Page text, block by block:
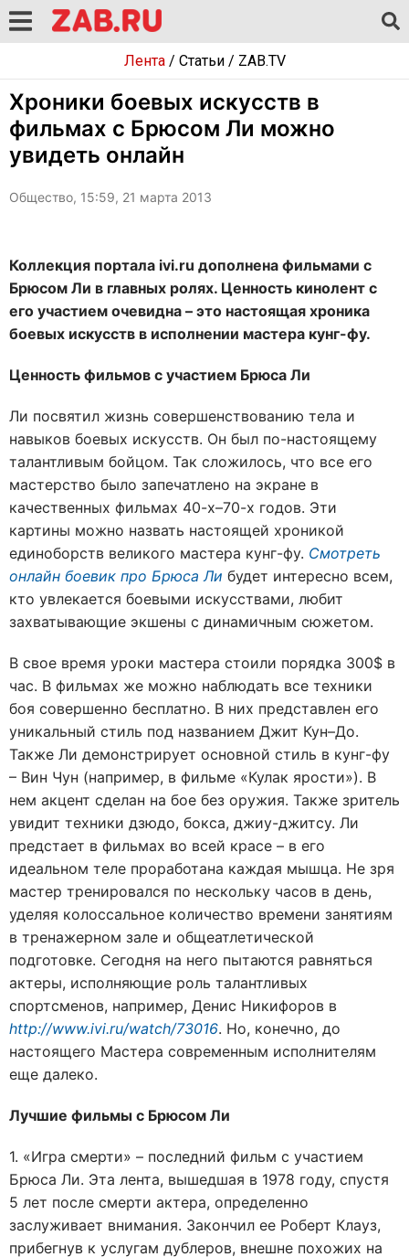
Лента/ Статьи/ ZAB.TV
Хроники боевых искусств в
фильмах с Брюсом Ли можно
увидеть онлайн
Общество, 15:59, 21 марта 2013
Коллекция портала ivi.ru дополнена фильмами с
Брюсом Ли в главных ролях. Ценность кинолент с
его участием очевидна – это настоящая хроника
боевых искусств в исполнении мастера кунг-фу.
Ценность фильмов с участием Брюса Ли
Ли посвятил жизнь совершенствованию тела и
навыков боевых искусств. Он был по-настоящему
талантливым бойцом. Так сложилось, что все его
мастерство было запечатлено на экране в
качественных фильмах 40-х–70-х годов. Эти
картины можно назвать настоящей хроникой
единоборств великого мастера кунг-фу. Смотреть
онлайн боевик про Брюса Ли будет интересно всем,
кто увлекается боевыми искусствами, любит
захватывающие экшены с динамичным сюжетом.
В свое время уроки мастера стоили порядка 300$ в
час. В фильмах же можно наблюдать все техники
боя совершенно бесплатно. В них представлен его
уникальный стиль под названием Джит Кун–До.
Также Ли демонстрирует основной стиль в кунг-фу
– Вин Чун (например, в фильме «Кулак ярости»). В
нем акцент сделан на бое без оружия. Также зритель
увидит техники дзюдо, бокса, джиу-джитсу. Ли
предстает в фильмах во всей красе – в его
идеальном теле проработана каждая мышца. Не зря
мастер тренировался по нескольку часов в день,
уделяя колоссальное количество времени занятиям
в тренажерном зале и общеатлетической
подготовке. Сегодня на него пытаются равняться
актеры, исполняющие роль талантливых
спортсменов, например, Денис Никифоров в
http://www.ivi.ru/watch/73016. Но, конечно, до
настоящего Мастера современным исполнителям
еще далеко.
Лучшие фильмы с Брюсом Ли
1. «Игра смерти» – последний фильм с участием
Брюса Ли. Эта лента, вышедшая в 1978 году, спустя
5 лет после смерти актера, определенно
заслуживает внимания. Закончил ее Роберт Клауз,
прибегнув к услугам дублеров, внешне похожих на